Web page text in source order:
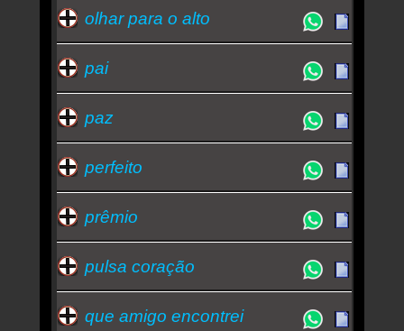
olhar para o alto
pai
paz
perfeito
prêmio
pulsa coração
que amigo encontrei